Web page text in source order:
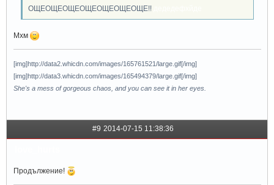
ОЩЕОЩЕОЩЕОЩЕОЩЕОЩЕОЩЕ!!
Мхм
[img]http://data2.whicdn.com/images/165761521/large.gif[/img]
[img]http://data3.whicdn.com/images/165494379/large.gif[/img]
She's a mess of gorgeous chaos, and you can see it in her eyes.
#9 2014-07-15 11:38:36
Продължение!